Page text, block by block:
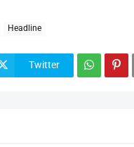
Headline
Twitter